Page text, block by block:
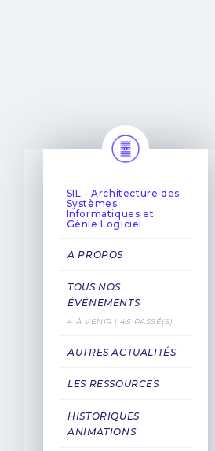
SIL - Architecture des
Systèmes
Informatiques et
Génie Logiciel
A PROPOS
TOUS NOS
ÉVÉNEMENTS
4 À VENIR | 45 PASSÉ(S)
AUTRES ACTUALITÉS
LES RESSOURCES
HISTORIQUES
ANIMATIONS